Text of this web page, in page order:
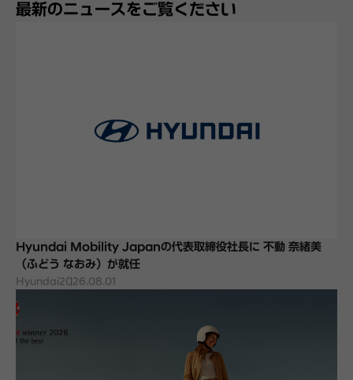
最新のニュースをご覧ください
Hyundai Mobility Japanの代表取締役社長に 不動 奈緒美
（ふどう なおみ）が就任
Hyundai2026.08.01